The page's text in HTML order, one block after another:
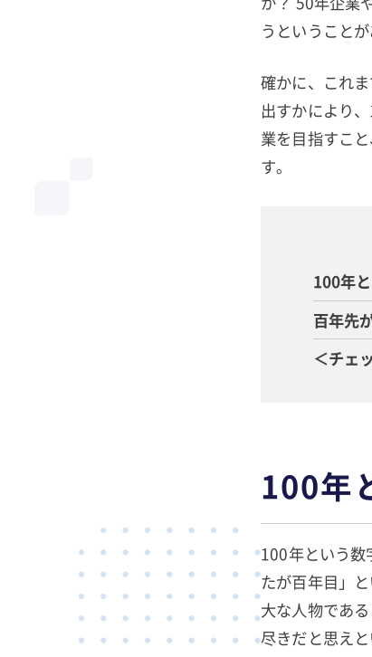
うということが
確かに、これ
出すかにより
業を目指すこ
す。
100年
百年先
＜チェ
100年
100年という
たが百年目」
大な人物であ
尽きだと思えと